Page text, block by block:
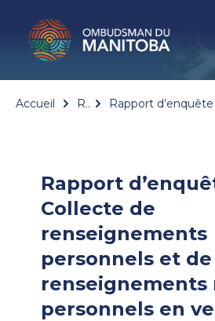
Accueil Rapports
Rapport
Collecte de
renseignements
personnels et de
renseignements
personnels en